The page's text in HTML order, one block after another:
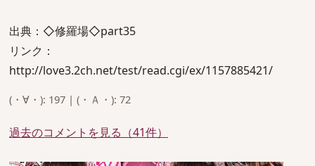
出典：◇修羅場◇part35
リンク：
http://love3.2ch.net/test/read.cgi/ex/1157885421/
(・∀・): 197 | (・Ａ・): 72
過去のコメントを見る（41件）